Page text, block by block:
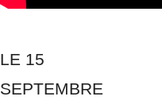
LE 15
SEPTEMBRE